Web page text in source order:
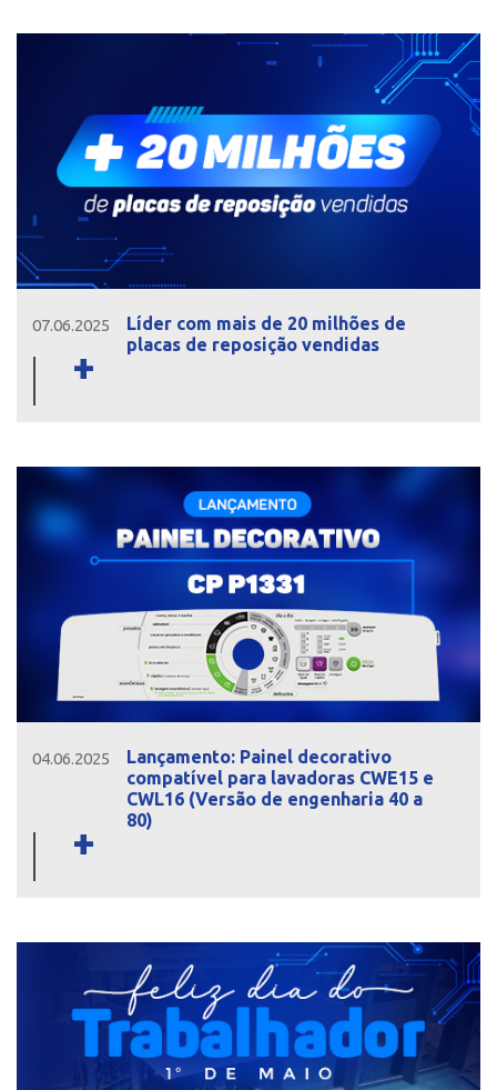
07.06.2025
Líder com mais de 20 milhões de
placas de reposição vendidas
+
04.06.2025
Lançamento: Painel decorativo
compatível para lavadoras CWE15 e
CWL16 (Versão de engenharia 40 a
80)
+